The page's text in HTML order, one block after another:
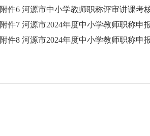
附件6 河源市中小学教师职称评审讲课考
附件7 河源市2024年度中小学教师职称申
附件8 河源市2024年度中小学教师职称申